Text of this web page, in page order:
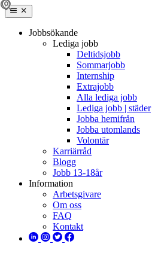
Jobbsökande
Lediga jobb
Deltidsjobb
Sommarjobb
Internship
Extrajobb
Alla lediga jobb
Lediga jobb | städer
Jobba hemifrån
Jobba utomlands
Volontär
Karriärråd
Blogg
Jobb 13-18år
Information
Arbetsgivare
Om oss
FAQ
Kontakt